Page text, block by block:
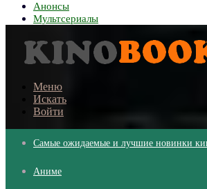
Анонсы
Мультсериалы
Меню
Искать
Войти
Самые ожидаемые и лучшие новинки
Аниме